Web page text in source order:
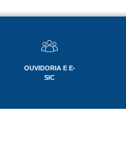
OUVIDORIA E E-
SIC